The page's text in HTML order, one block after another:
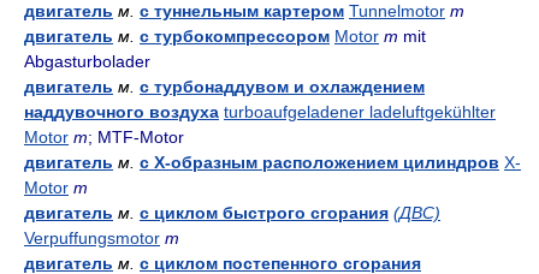
двигатель м. с туннельным картером Tunnelmotor m
двигатель м. с турбокомпрессором Motor m mit
Abgasturbolader
двигатель м. с турбонаддувом и охлаждением
наддувочного воздуха turboaufgeladener ladeluftgekühlter
Motor m; MTF-Motor
двигатель м. с Х-образным расположением цилиндров X-
Motor m
двигатель м. с циклом быстрого сгорания (ДВС)
Verpuffungsmotor m
двигатель м. с циклом постепенного сгорания